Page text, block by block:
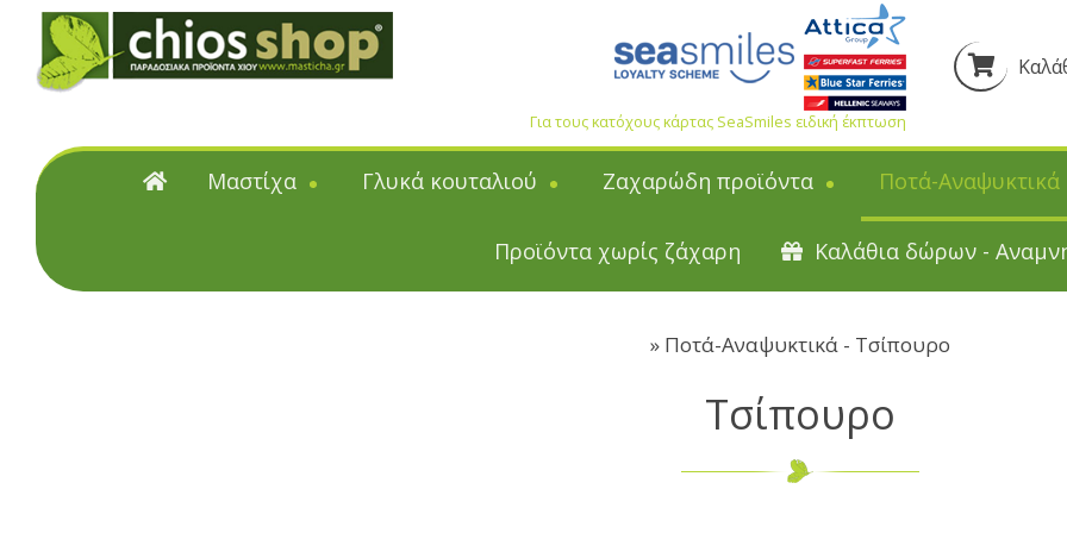
Για τους κατόχους κάρτας SeaSmiles ειδική έκπτωση
Μαστίχα Γλυκά κουταλιού
Γλυκά κουταλιού & μαρμελάδες
Ζαχαρώδη προϊόντα
Τσίκλες Χιώτικες
Μασουράκια Χιώτικα
Καρύδα με μαστίχα
Παστέλια-Μαντολάτα-Γλειφιτζούρια
Ποτά-Αναψυκτικά
Ποτά-Αναψυκτικά
Λικέρ Χίου
Κρασιά Χίου
Προϊόντα χωρίς ζάχαρη Καλάθια δώρων -
» Ποτά-Αναψυκτικά - Τσίπουρο
Τσίπουρο